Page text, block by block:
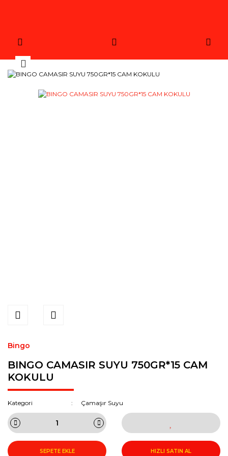
Bingo
BINGO CAMASIR SUYU 750GR*15 CAM
KOKULU
Kategori Çamaşır Suyu
SEPETE EKLE HIZLI SATIN AL